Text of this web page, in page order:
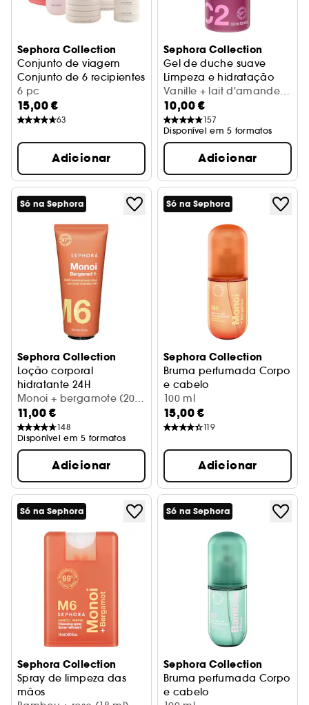
Sephora Collection
Conjunto de viagem
Conjunto de 6 recipientes
6 pc
15,00 €
63
Adicionar
Sephora Collection
Gel de duche suave
Limpeza e hidratação
Vanille + lait d'amande
(300 ml)
10,00 €
157
Disponível em 5 formatos
Adicionar
Só na Sephora
Sephora Collection
Loção corporal
hidratante 24H
Nutritiva e suavizante
Monoi + bergamote (200
ml)
11,00 €
148
Disponível em 5 formatos
Adicionar
Só na Sephora
Sephora Collection
Bruma perfumada Corpo
e cabelo
Monoi + bergamota
100 ml
15,00 €
119
Adicionar
Só na Sephora
Sephora Collection
Spray de limpeza das
mãos
Só na Sephora
Sephora Collection
Bruma perfumada Corpo
e cabelo